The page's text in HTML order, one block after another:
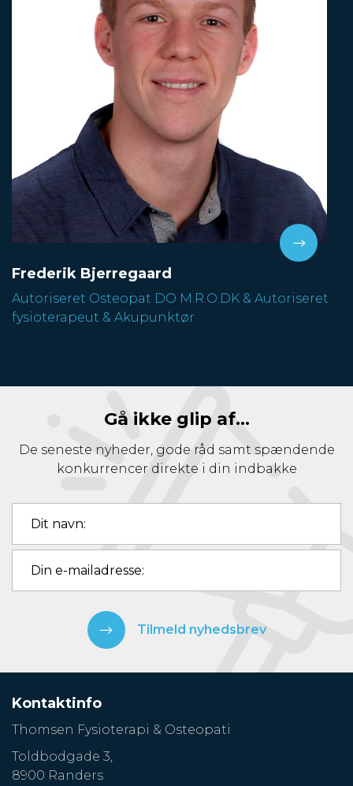
Frederik Bjerregaard
Autoriseret Osteopat DO M.R.O.DK & Autoriseret
fysioterapeut & Akupunktør
Gå ikke glip af...
De seneste nyheder, gode råd samt spændende
konkurrencer direkte i din indbakke
Tilmeld nyhedsbrev
Kontaktinfo
Thomsen Fysioterapi & Osteopati
Toldbodgade 3,
8900 Randers